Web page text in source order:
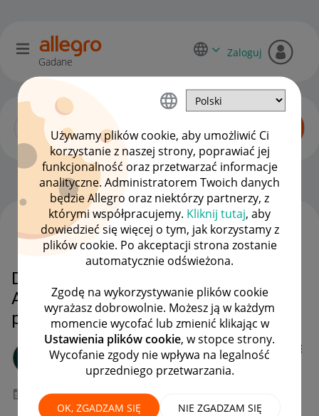
Używamy plików cookie, aby umożliwić Ci
korzystanie z naszej strony, poprawiać jej
funkcjonalność oraz przetwarzać informacje
analityczne. Administratorem Twoich danych
będzie Allegro oraz niektórzy partnerzy, z
którymi współpracujemy. Kliknij tutaj, aby
dowiedzieć się więcej o tym, jak korzystamy z
plików cookie. Po akceptacji strona zostanie
automatycznie odświeżona.
Zgodę na wykorzystywanie plików cookie
wyrażasz dobrowolnie. Możesz ją w każdym
momencie wycofać lub zmienić klikając w
Ustawienia plików cookie, w stopce strony.
Wycofanie zgody nie wpływa na legalność
uprzedniego przetwarzania.
OK, ZGADZAM SIĘ NIE ZGADZAM SIĘ
Gadane
Zaloguj
Początkujący sprzedawcy OPCJE
Dlaczego nie mogę zrobić etykietę,
Allegro Paczkomaty InPost
pobranie
Babyhoodua
#9 Pomysłodawca
‎09-06-2022 09:54
WSZYSTKIE TEMATY